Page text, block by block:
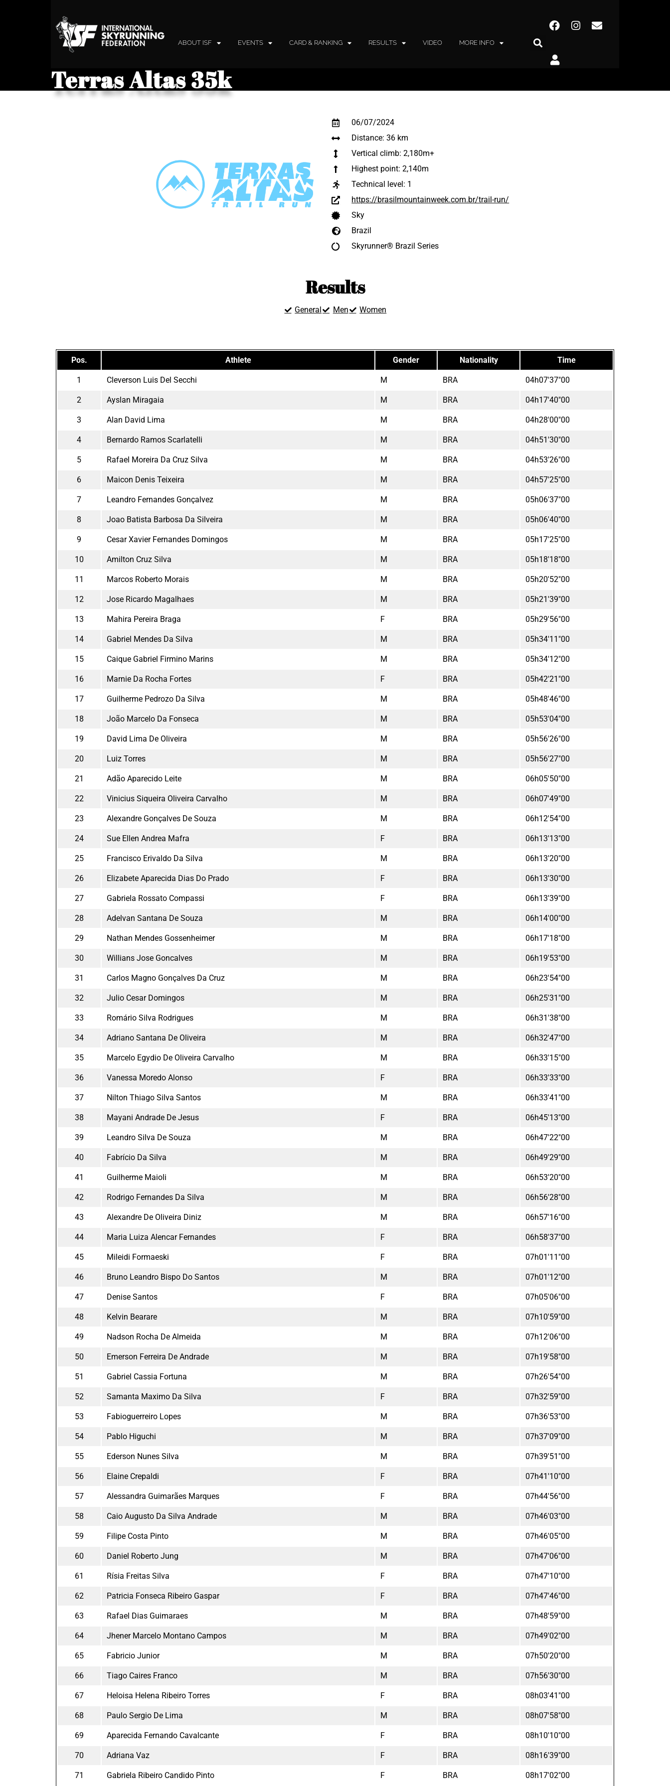
ABOUT ISF EVENTS CARD & RANKING RESULTS VIDEO MORE INFO
Terras Altas 35k
06/07/2024
Distance: 36 km
Vertical climb: 2,180m+
Highest point: 2,140m
Technical level: 1
https://brasilmountainweek.com.br/trail-run/
Sky
Brazil
Skyrunner® Brazil Series
Results
General Men Women
Pos. Athlete Gender Nationality Time
1 Cleverson Luis Del Secchi M BRA 04h07'37"00
2 Ayslan Miragaia M BRA 04h17'40"00
3 Alan David Lima M BRA 04h28'00"00
4 Bernardo Ramos Scarlatelli M BRA 04h51'30"00
5 Rafael Moreira Da Cruz Silva M BRA 04h53'26"00
6 Maicon Denis Teixeira M BRA 04h57'25"00
7 Leandro Fernandes Gonçalvez M BRA 05h06'37"00
8 Joao Batista Barbosa Da Silveira M BRA 05h06'40"00
9 Cesar Xavier Fernandes Domingos M BRA 05h17'25"00
10 Amilton Cruz Silva M BRA 05h18'18"00
11 Marcos Roberto Morais M BRA 05h20'52"00
12 Jose Ricardo Magalhaes M BRA 05h21'39"00
13 Mahira Pereira Braga F BRA 05h29'56"00
14 Gabriel Mendes Da Silva M BRA 05h34'11"00
15 Caique Gabriel Firmino Marins M BRA 05h34'12"00
16 Marnie Da Rocha Fortes F BRA 05h42'21"00
17 Guilherme Pedrozo Da Silva M BRA 05h48'46"00
18 João Marcelo Da Fonseca M BRA 05h53'04"00
19 David Lima De Oliveira M BRA 05h56'26"00
20 Luiz Torres M BRA 05h56'27"00
21 Adão Aparecido Leite M BRA 06h05'50"00
22 Vinicius Siqueira Oliveira Carvalho M BRA 06h07'49"00
23 Alexandre Gonçalves De Souza M BRA 06h12'54"00
24 Sue Ellen Andrea Mafra F BRA 06h13'13"00
25 Francisco Erivaldo Da Silva M BRA 06h13'20"00
26 Elizabete Aparecida Dias Do Prado F BRA 06h13'30"00
27 Gabriela Rossato Compassi F BRA 06h13'39"00
28 Adelvan Santana De Souza M BRA 06h14'00"00
29 Nathan Mendes Gossenheimer M BRA 06h17'18"00
30 Willians Jose Goncalves M BRA 06h19'53"00
31 Carlos Magno Gonçalves Da Cruz M BRA 06h23'54"00
32 Julio Cesar Domingos M BRA 06h25'31"00
33 Romário Silva Rodrigues M BRA 06h31'38"00
34 Adriano Santana De Oliveira M BRA 06h32'47"00
35 Marcelo Egydio De Oliveira Carvalho M BRA 06h33'15"00
36 Vanessa Moredo Alonso F BRA 06h33'33"00
37 Nilton Thiago Silva Santos M BRA 06h33'41"00
38 Mayani Andrade De Jesus F BRA 06h45'13"00
39 Leandro Silva De Souza M BRA 06h47'22"00
40 Fabrício Da Silva M BRA 06h49'29"00
41 Guilherme Maioli M BRA 06h53'20"00
42 Rodrigo Fernandes Da Silva M BRA 06h56'28"00
43 Alexandre De Oliveira Diniz M BRA 06h57'16"00
44 Maria Luiza Alencar Fernandes F BRA 06h58'37"00
45 Mileidi Formaeski F BRA 07h01'11"00
46 Bruno Leandro Bispo Do Santos M BRA 07h01'12"00
47 Denise Santos F BRA 07h05'06"00
48 Kelvin Bearare M BRA 07h10'59"00
49 Nadson Rocha De Almeida M BRA 07h12'06"00
50 Emerson Ferreira De Andrade M BRA 07h19'58"00
51 Gabriel Cassia Fortuna M BRA 07h26'54"00
52 Samanta Maximo Da Silva F BRA 07h32'59"00
53 Fabioguerreiro Lopes M BRA 07h36'53"00
54 Pablo Higuchi M BRA 07h37'09"00
55 Ederson Nunes Silva M BRA 07h39'51"00
56 Elaine Crepaldi F BRA 07h41'10"00
57 Alessandra Guimarães Marques F BRA 07h44'56"00
58 Caio Augusto Da Silva Andrade M BRA 07h46'03"00
59 Filipe Costa Pinto M BRA 07h46'05"00
60 Daniel Roberto Jung M BRA 07h47'06"00
61 Rísia Freitas Silva F BRA 07h47'10"00
62 Patricia Fonseca Ribeiro Gaspar F BRA 07h47'46"00
63 Rafael Dias Guimaraes M BRA 07h48'59"00
64 Jhener Marcelo Montano Campos M BRA 07h49'02"00
65 Fabricio Junior M BRA 07h50'20"00
66 Tiago Caires Franco M BRA 07h56'30"00
67 Heloisa Helena Ribeiro Torres F BRA 08h03'41"00
68 Paulo Sergio De Lima M BRA 08h07'58"00
69 Aparecida Fernando Cavalcante F BRA 08h10'10"00
70 Adriana Vaz F BRA 08h16'39"00
71 Gabriela Ribeiro Candido Pinto F BRA 08h17'02"00